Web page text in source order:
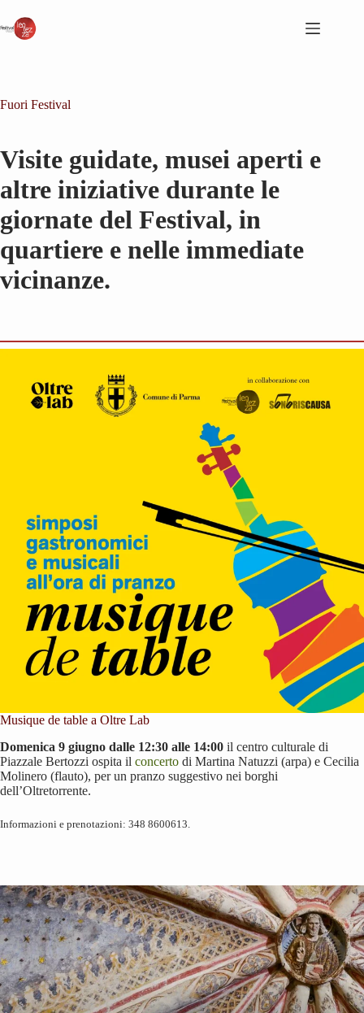
contenuto
Fuori Festival
Visite guidate, musei aperti e
altre iniziative durante le
giornate del Festival, in
quartiere e nelle immediate
vicinanze.
Musique de table a Oltre Lab
Domenica 9 giugno dalle 12:30 alle 14:00 il centro culturale di
Piazzale Bertozzi ospita il concerto di Martina Natuzzi (arpa) e Cecilia
Molinero (flauto), per un pranzo suggestivo nei borghi
dell’Oltretorrente.
Informazioni e prenotazioni: 348 8600613.